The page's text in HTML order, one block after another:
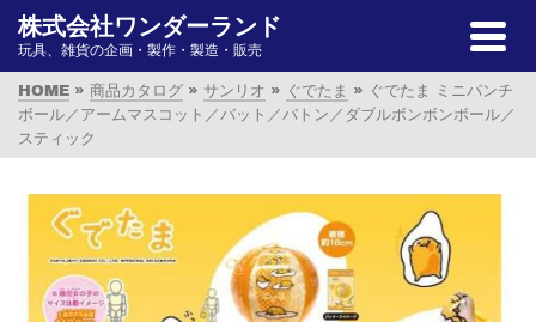
株式会社ワンダーランド
玩具、雑貨の企画・製作・製造・販売
HOME » 商品カタログ » サンリオ » ぐでたま » ぐでたま ミニパンチ
ボール／アームマスコット／バット／バトン／ダブルボンボンボール／
スティック